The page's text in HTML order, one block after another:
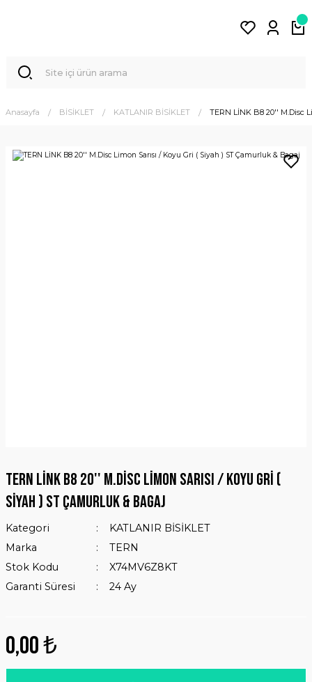
Anasayfa BİSİKLET KATLANIR BİSİKLET TERN LİNK B8 20'' M.Disc
TERN LİNK B8 20'' M.Disc Limon Sarısı / Koyu Gri (
Siyah ) ST Çamurluk & Bagaj
Kategori
KATLANIR BİSİKLET
Marka
TERN
Stok Kodu
X74MV6Z8KT
Garanti Süresi
24 Ay
0,00 ₺